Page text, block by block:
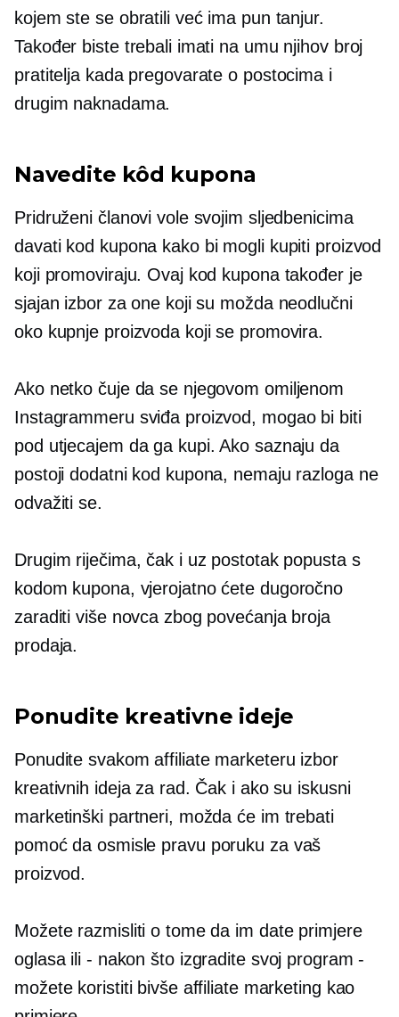
kojem ste se obratili već ima pun tanjur.
Također biste trebali imati na umu njihov broj
pratitelja kada pregovarate o postocima i
drugim naknadama.
Navedite kôd kupona
Pridruženi članovi vole svojim sljedbenicima
davati kod kupona kako bi mogli kupiti proizvod
koji promoviraju. Ovaj kod kupona također je
sjajan izbor za one koji su možda neodlučni
oko kupnje proizvoda koji se promovira.
Ako netko čuje da se njegovom omiljenom
Instagrammeru sviđa proizvod, mogao bi biti
pod utjecajem da ga kupi. Ako saznaju da
postoji dodatni kod kupona, nemaju razloga ne
odvažiti se.
Drugim riječima, čak i uz postotak popusta s
kodom kupona, vjerojatno ćete dugoročno
zaraditi više novca zbog povećanja broja
prodaja.
Ponudite kreativne ideje
Ponudite svakom affiliate marketeru izbor
kreativnih ideja za rad. Čak i ako su iskusni
marketinški partneri, možda će im trebati
pomoć da osmisle pravu poruku za vaš
proizvod.
Možete razmisliti o tome da im date primjere
oglasa ili - nakon što izgradite svoj program-
možete koristiti bivše affiliate marketing kao